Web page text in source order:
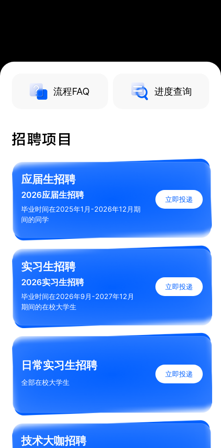
流程FAQ 进度查询
招聘项目
应届生招聘
2026应届生招聘
毕业时间在2025年1月-2026年12月期
间的同学
立即投递
实习生招聘
2026实习生招聘
毕业时间在2026年9月-2027年12月
期间的在校大学生
立即投递
日常实习生招聘
全部在校大学生
立即投递
技术大咖招聘